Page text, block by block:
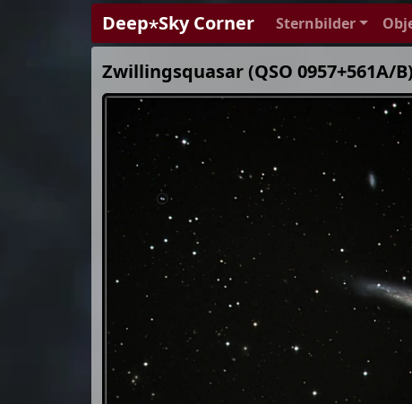
Deep⋆Sky Corner Sternbilder
Zwillingsquasar (QSO 0957+561A/B)